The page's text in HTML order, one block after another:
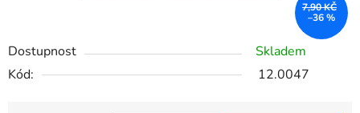
Dostupnost
Skladem
Kód:
12.0047
7,90 KČ
–36 %